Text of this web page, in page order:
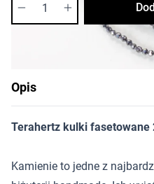
Opis
Terahertz kulki fasetowane
Kamienie to jedne z